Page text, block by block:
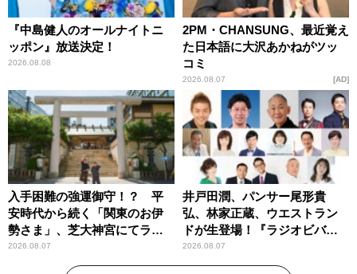
『中島健人のオールナイトニ
ッポン』放送決定！
2026.08.08
2PM・CHANSUNG、最近覚え
た日本語に大沢あかねがツッ
コミ
2026.08.07 AD
入手困難の強運御守！？ 平
安時代から続く「関東のお伊
勢さま」、芝大神宮にてラン
パンプスが合格祈願！
2026.08.07
井戸田潤、パンサー尾形貴
弘、林家正蔵、ウエストラン
ドが生登場！『ラジオビバリ
ー昼ズ』
2026.08.07